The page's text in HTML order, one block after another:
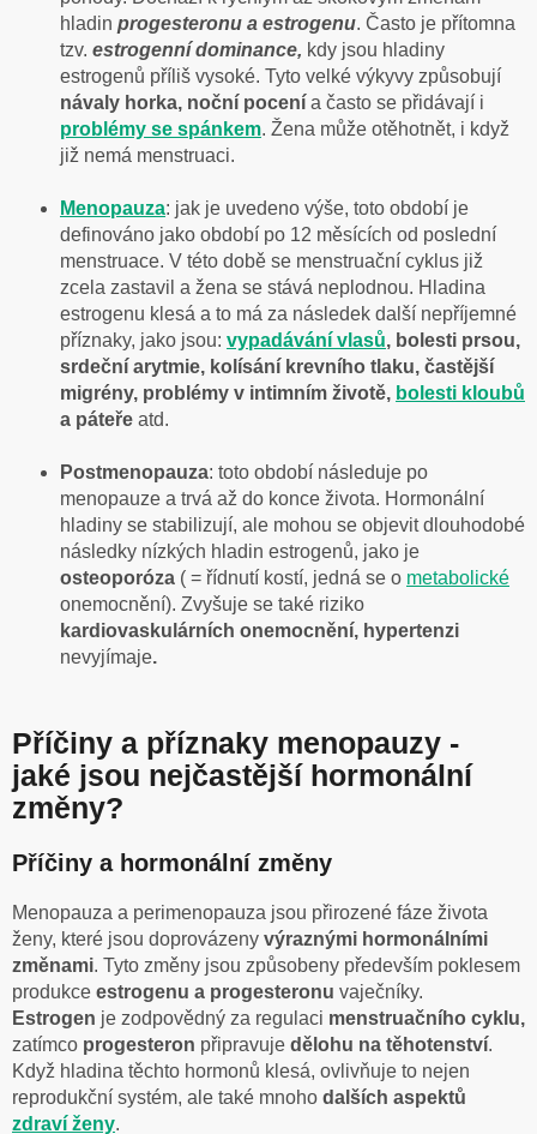
hladin progesteronu a estrogenu. Často je přítomna
tzv. estrogenní dominance, kdy jsou hladiny
estrogenů příliš vysoké. Tyto velké výkyvy způsobují
návaly horka, noční pocení a často se přidávají i
problémy se spánkem. Žena může otěhotnět, i když
již nemá menstruaci.
Menopauza: jak je uvedeno výše, toto období je
definováno jako období po 12 měsících od poslední
menstruace. V této době se menstruační cyklus již
zcela zastavil a žena se stává neplodnou. Hladina
estrogenu klesá a to má za následek další nepříjemné
příznaky, jako jsou: vypadávání vlasů, bolesti prsou,
srdeční arytmie, kolísání krevního tlaku, častější
migrény, problémy v intimním životě, bolesti kloubů
a páteře atd.
Postmenopauza: toto období následuje po
menopauze a trvá až do konce života. Hormonální
hladiny se stabilizují, ale mohou se objevit dlouhodobé
následky nízkých hladin estrogenů, jako je
osteoporóza ( = řídnutí kostí, jedná se o metabolické
onemocnění). Zvyšuje se také riziko
kardiovaskulárních onemocnění, hypertenzi
nevyjímaje.
Příčiny a příznaky menopauzy -
jaké jsou nejčastější hormonální
změny?
Příčiny a hormonální změny
Menopauza a perimenopauza jsou přirozené fáze života
ženy, které jsou doprovázeny výraznými hormonálními
změnami. Tyto změny jsou způsobeny především poklesem
produkce estrogenu a progesteronu vaječníky.
Estrogen je zodpovědný za regulaci menstruačního cyklu,
zatímco progesteron připravuje dělohu na těhotenství.
Když hladina těchto hormonů klesá, ovlivňuje to nejen
reprodukční systém, ale také mnoho dalších aspektů
zdraví ženy.